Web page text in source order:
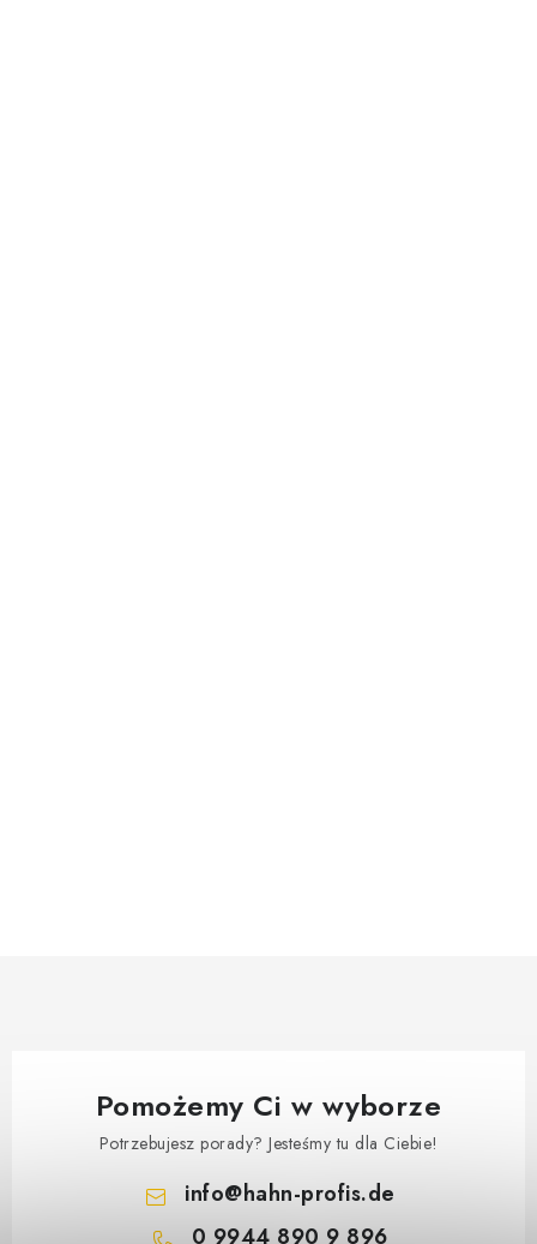
Pomożemy Ci w wyborze
Potrzebujesz porady? Jesteśmy tu dla Ciebie!
info@hahn-profis.de
0 9944 890 9 896